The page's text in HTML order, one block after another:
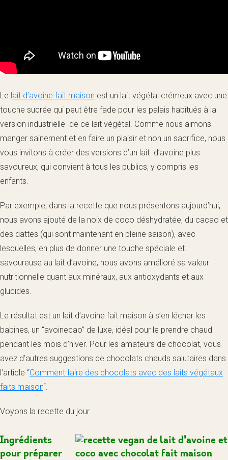
Le lait d’avoine fait maison est un lait végétal crémeux avec une
touche sucrée qui peut être fade pour les palais habitués à la
version industrielle de ce lait végétal. Comme nous aimons
manger sainement et en faire un plaisir et non un sacrifice, nous
vous invitons à créer des versions d’un lait d’avoine plus
savoureux, qui convient à tous les publics, y compris les
enfants.
Par exemple, dans la recette que nous présentons aujourd’hui,
nous avons ajouté de la noix de coco déshydratée, du cacao et
des dattes (qui sont maintenant en pleine saison), avec
lesquelles, en plus de donner une touche spéciale et
savoureuse au lait d’avoine, nous avons amélioré sa valeur
nutritionnelle quant aux minéraux, aux antioxydants et aux
glucides.
Le résultat est un lait d’avoine fait maison à s’en lécher les
babines, un “avoinecao” de luxe, idéal pour le prendre chaud
pendant les mois d’hiver. Pour les amateurs de chocolat, vous
avez d’autres suggestions de chocolats chauds salutaires dans
l’article “Comment faire des chocolats avec des laits végétaux
faits maison“.
Voyons la recette du jour.
Ingrédients
pour préparer